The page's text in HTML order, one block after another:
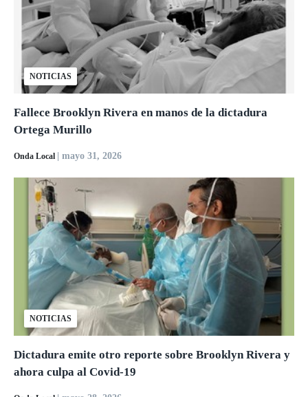
NOTICIAS
Fallece Brooklyn Rivera en manos de la dictadura
Ortega Murillo
Onda Local | mayo 31, 2026
NOTICIAS
Dictadura emite otro reporte sobre Brooklyn Rivera y
ahora culpa al Covid-19